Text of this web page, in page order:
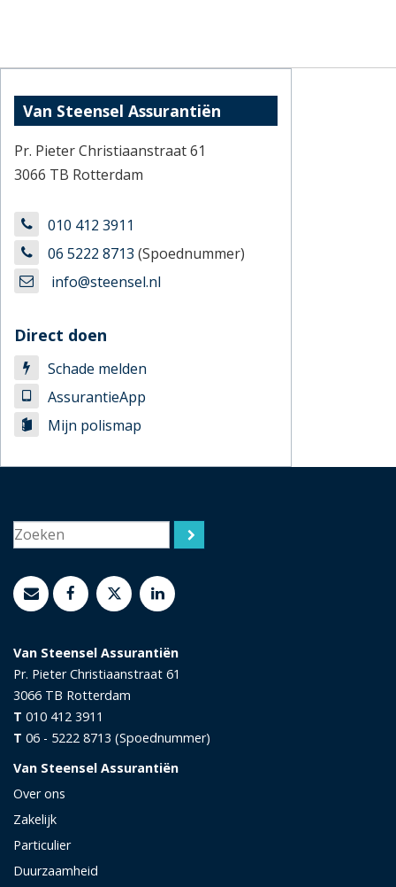
Van Steensel Assurantiën
Pr. Pieter Christiaanstraat 61
3066 TB Rotterdam
010 412 3911
06 5222 8713 (Spoednummer)
info@steensel.nl
Direct doen
Schade melden
AssurantieApp
Mijn polismap
Van Steensel Assurantiën
Pr. Pieter Christiaanstraat 61
3066 TB Rotterdam
T 010 412 3911
T 06 - 5222 8713 (Spoednummer)
Van Steensel Assurantiën
Over ons
Zakelijk
Particulier
Duurzaamheid